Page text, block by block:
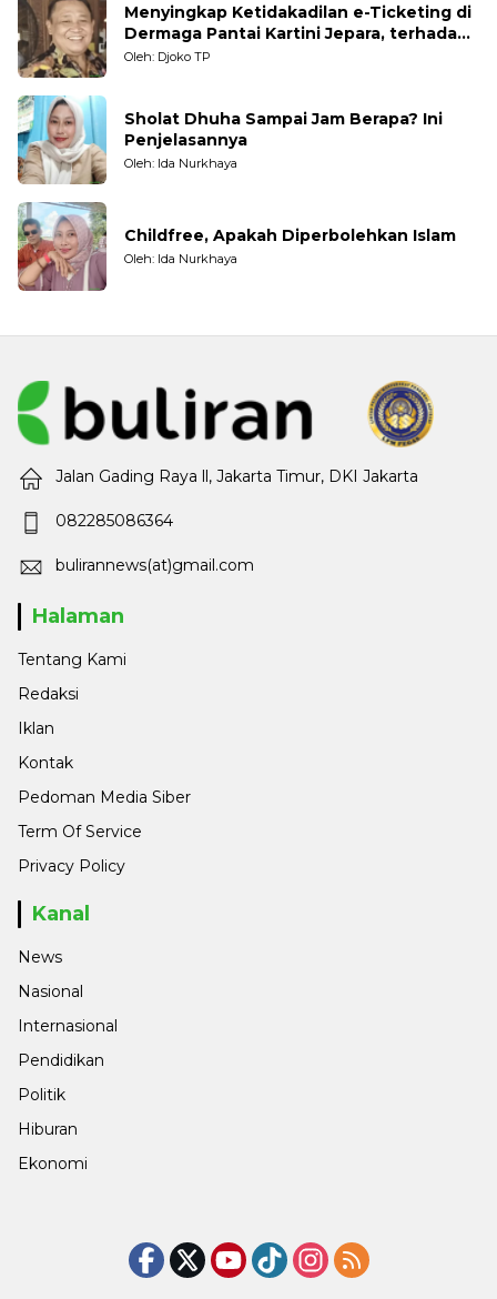
Menyingkap Ketidakadilan e-Ticketing di
Dermaga Pantai Kartini Jepara, terhadap
Nelayan Tradisional
Oleh: Djoko TP
Sholat Dhuha Sampai Jam Berapa? Ini
Penjelasannya
Oleh: Ida Nurkhaya
Childfree, Apakah Diperbolehkan Islam
Oleh: Ida Nurkhaya
Jalan Gading Raya ll, Jakarta Timur, DKI Jakarta
082285086364
bulirannews(at)gmail.com
Halaman
Tentang Kami
Redaksi
Iklan
Kontak
Pedoman Media Siber
Term Of Service
Privacy Policy
Kanal
News
Nasional
Internasional
Pendidikan
Politik
Hiburan
Ekonomi